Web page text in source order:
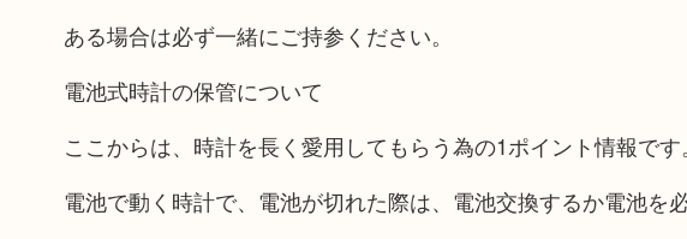
ある場合は必ず一緒にご持参ください。
電池式時計の保管について
ここからは、時計を長く愛用してもらう為の1ポイント情報です。
電池で動く時計で、電池が切れた際は、電池交換するか電池を